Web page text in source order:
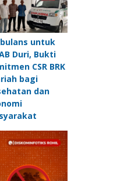
untuk
Duri, Bukti
CSR BRK
bagi
dan